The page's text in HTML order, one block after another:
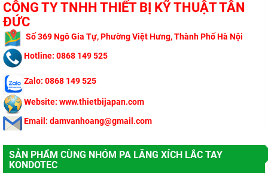
CÔNG TY TNHH THIẾT BỊ KỸ THUẬT TÂN
ĐỨC
Số 369 Ngô Gia Tự, Phường Việt Hưng, Thành Phố Hà Nội
Hotline: 0868 149 525
Zalo: 0868 149 525
Website: www.thietbijapan.com
Email: damvanhoang@gmail.com
SẢN PHẨM CÙNG NHÓM PA LĂNG XÍCH LẮC TAY
KONDOTEC